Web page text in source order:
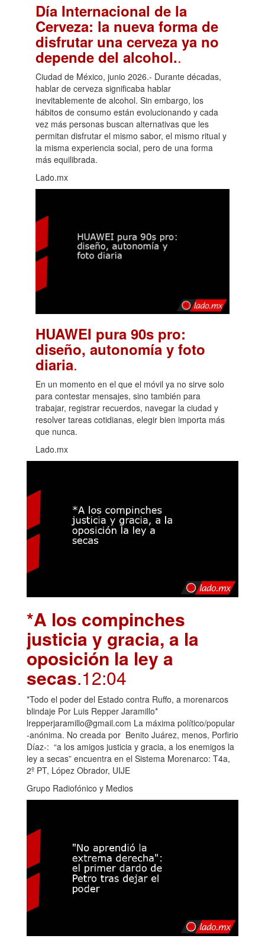
Día Internacional de la
Cerveza: la nueva forma de
disfrutar una cerveza ya no
depende del alcohol..
Ciudad de México, junio 2026.- Durante décadas,
hablar de cerveza significaba hablar
inevitablemente de alcohol. Sin embargo, los
hábitos de consumo están evolucionando y cada
vez más personas buscan alternativas que les
permitan disfrutar el mismo sabor, el mismo ritual y
la misma experiencia social, pero de una forma
más equilibrada.
Lado.mx
HUAWEI pura 90s pro:
diseño, autonomía y foto
diaria.
En un momento en el que el móvil ya no sirve solo
para contestar mensajes, sino también para
trabajar, registrar recuerdos, navegar la ciudad y
resolver tareas cotidianas, elegir bien importa más
que nunca.
Lado.mx
*A los compinches
justicia y gracia, a la
oposición la ley a
secas.12:04
*Todo el poder del Estado contra Ruffo, a morenarcos
blindaje Por Luis Repper Jaramillo*
lrepperjaramillo@gmail.com La máxima político/popular
-anónima. No creada por Benito Juárez, menos, Porfirio
Díaz-: “a los amigos justicia y gracia, a los enemigos la
ley a secas” encuentra en el Sistema Morenarco: T4a,
2º PT, López Obrador, UIJE
Grupo Radiofónico y Medios